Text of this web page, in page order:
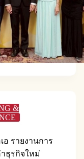
&
อ รายงานการ
ธุรกิจใหม่